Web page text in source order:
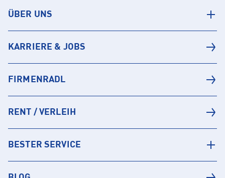
ÜBER UNS
KARRIERE & JOBS
FIRMENRADL
RENT / VERLEIH
BESTER SERVICE